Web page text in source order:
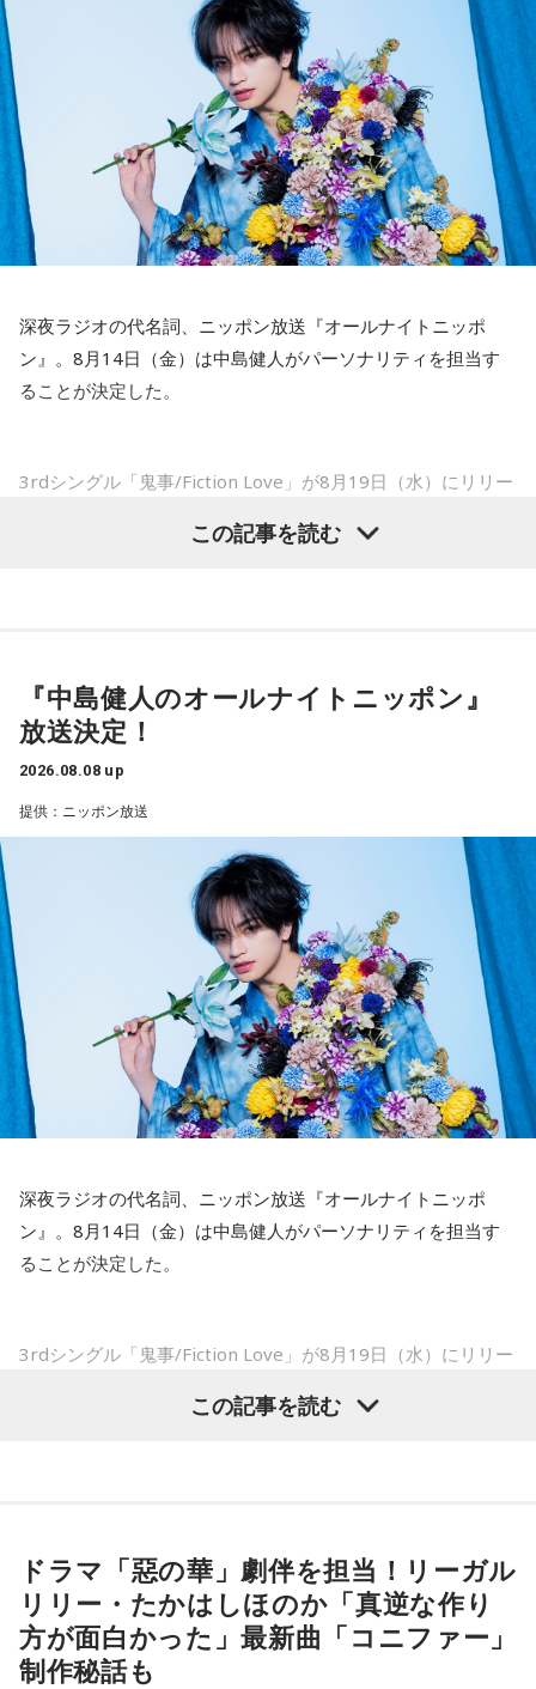
そこは1番よかったのかなと思います。試合で投げる、野球が
できる感謝というのも再び感じることができましたし、野球
――今シーズンの登板はまだ2試合ですが、ヒットを1本も打
たれていないです。
山田「そうなんですか？ 何の意識もしていないです（笑）。
1イニングを無失点で抑える。どれだけピンチを作っても無失
いうのは本当にいいことなのかなと思います」
※インタビュアー：文化放送・斉藤一美アナウンサー
――2月の南郷キャンプ終盤で右肘痛が発覚した時の心境を教
山田「痛かったですし、手術のタイミングはすごく悩んだの
ですが、3月9日に手術をさせていただいた。痛いままプレー
をしていても成績も上がらないですし、自分としても不安を
抱えながらプレーをするのは嫌だったので、できるだけ早く
手術をして、早く復帰ができるようにというので決断しまし
た」
――以前から痛みはあったのでしょうか？
山田「痛みがない範囲でできていたのですが、痛みの場所が
動いてしまって、数ミリでも痛みの場所が動くだけで痛みが
変わってくるので」
――実戦復帰まで4ヶ月という診断のもと、ファームで最初に
ラーが出たり、身体との感覚がつながりずらかったりするな
かで、本当にトレーナーさんのおかげでうまくやっていただ
――石垣島で自主トレをともにした後輩である篠原響投手の
活躍をどうご覧になられましたか？
山田「球速がすごくて、僕も追いつけるように頑張ります」
――オールスターゲームの前に1軍へ復帰しました。ここまで
2試合に登板してみていかがですか？
山田「自分の持ち味が出せて抑えられることができたので、
そこは1番よかったのかなと思います。試合で投げる、野球が
できる感謝というのも再び感じることができましたし、野球
が楽しかったですね」
たれていないです。
山田「そうなんですか？ 何の意識もしていないです（笑）。
1イニングを無失点で抑える。どれだけピンチを作っても無失
※インタビュアー：文化放送・斉藤一美アナウンサー
深夜ラジオの代名詞、ニッポン放送『オールナイトニッポ
ン』。8月14日（金）は中島健人がパーソナリティを担当す
ることが決定した。
3rdシングル「鬼事/Fiction Love」が8月19日（水）にリリー
ティを初めて担当する。番組では、新曲「鬼事/Fiction
盛りだくさんの内容でお届けする一夜限りの特別番組『中島
健人のオールナイトニッポン』は8月14日(金)25時からニッポ
ン放送をキーステーションに全国ネットで放送。
■募集メール
◎メールテーマ『鬼事』
TVアニメ『逃げ上手の若君』第2期オープニングテーマ「鬼
事」。中島健人はこの「鬼事」を「日々のイラッとした出来
事」や「心がザワザワした、モヤモヤした事」を表す言葉と
してカジュアルに使っています。そんな、あなたの周りで起
きた「鬼事」を教えてください。
中島健人が、どう立ち回ればよかったのか手を差し伸べま
す。
◎コーナー『人生アイズ相談ドラゴン』
「仕事場の上司、良い人なんだけどここが好きになれなく
「友人と遊んだ時に言われたあの一言がずっとモヤモヤして
「優柔不断な性格のせいで、こんな事が…」
◎「中島健人イメージランキング」
街の人に調査したら、中島健人が1位にランクインしそうな
「ランキングのタイトルだけ」を送ってきてください。
この記事を読む
『中島健人のオールナイトニッポン』
放送決定！
2026.08.08 up
提供：ニッポン放送
深夜ラジオの代名詞、ニッポン放送『オールナイトニッポ
ン』。8月14日（金）は中島健人がパーソナリティを担当す
ることが決定した。
3rdシングル「鬼事/Fiction Love」が8月19日（水）にリリー
ティを初めて担当する。番組では、新曲「鬼事/Fiction
盛りだくさんの内容でお届けする一夜限りの特別番組『中島
健人のオールナイトニッポン』は8月14日(金)25時からニッポ
ン放送をキーステーションに全国ネットで放送。
この記事を読む
ドラマ「惡の華」劇伴を担当！リーガル
リリー・たかはしほのか「真逆な作り
方が面白かった」最新曲「コニファー」
制作秘話も